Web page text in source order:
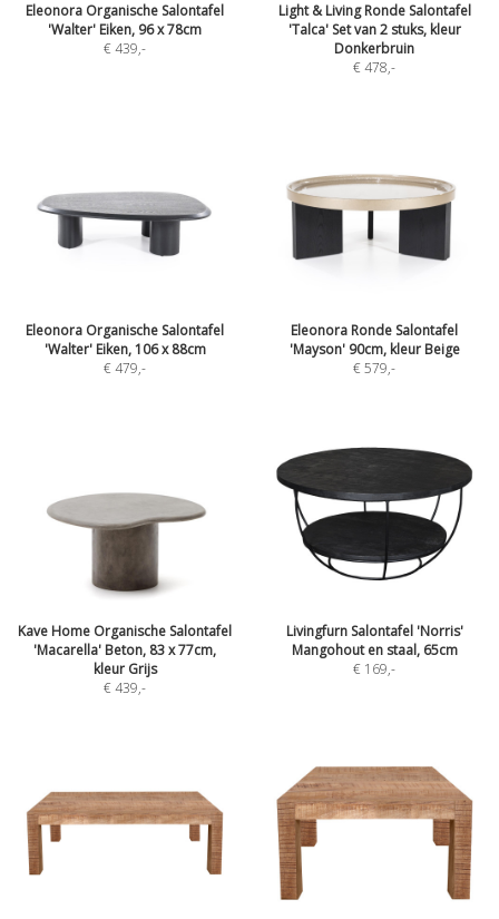
Eleonora Organische Salontafel
'Walter' Eiken, 96 x 78cm
€ 439,-
Light & Living Ronde Salontafel
'Talca' Set van 2 stuks, kleur
Donkerbruin
€ 478,-
Eleonora Organische Salontafel
'Walter' Eiken, 106 x 88cm
€ 479,-
Eleonora Ronde Salontafel
'Mayson' 90cm, kleur Beige
€ 579,-
Kave Home Organische Salontafel
'Macarella' Beton, 83 x 77cm,
kleur Grijs
€ 439,-
Livingfurn Salontafel 'Norris'
Mangohout en staal, 65cm
€ 169,-